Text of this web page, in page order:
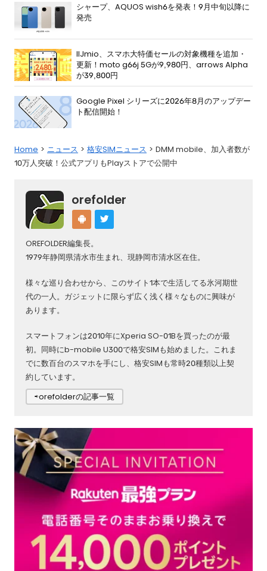
シャープ、AQUOS wish6を発表！9月中旬以降に
発売
IIJmio、スマホ大特価セールの対象機種を追加・
更新！moto g66j 5Gが9,980円、arrows Alpha
が39,800円
Google Pixel シリーズに2026年8月のアップデー
ト配信開始！
Home ニュース 格安SIMニュース
DMM mobile、加入者数が
10万人突破！公式アプリもPlayストアで公開中
orefolder
OREFOLDER編集長。
1979年静岡県清水市生まれ、現静岡市清水区在住。
様々な巡り合わせから、このサイト1本で生活してる氷河期世
代の一人。ガジェットに限らず広く浅く様々なものに興味が
あります。
スマートフォンは2010年にXperia SO-01Bを買ったのが最
初。同時にb-mobile U300で格安SIMも始めました。これま
でに数百台のスマホを手にし、格安SIMも常時20種類以上契
約しています。
⇨orefolderの記事一覧